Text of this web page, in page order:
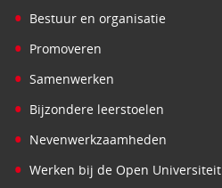
• Bestuur en organisatie
• Promoveren
• Samenwerken
• Bijzondere leerstoelen
• Nevenwerkzaamheden
• Werken bij de Open Universiteit